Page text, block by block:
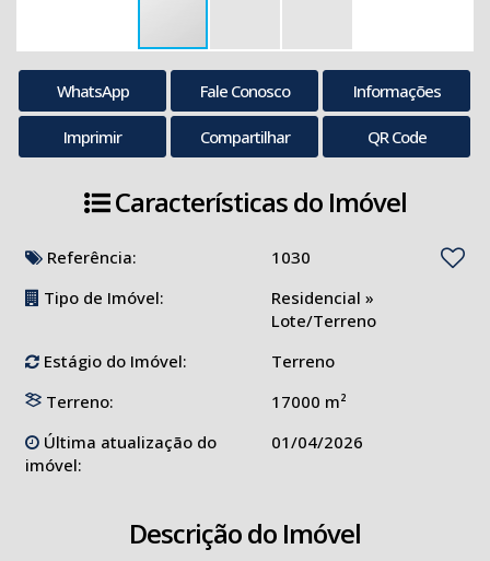
WhatsApp Fale Conosco Informações
Imprimir Compartilhar QR Code
Características do Imóvel
Referência:
1030
Tipo de Imóvel:
Residencial »
Lote/Terreno
Estágio do Imóvel:
Terreno
Terreno:
17000 m²
Última atualização do
imóvel:
01/04/2026
Descrição do Imóvel